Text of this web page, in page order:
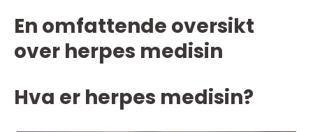
En omfattende oversikt
over herpes medisin
Hva er herpes medisin?